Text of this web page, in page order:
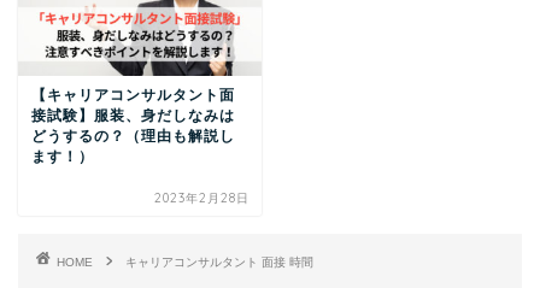
【キャリアコンサルタント面
接試験】服装、身だしなみは
どうするの？（理由も解説し
ます！）
2023年2月28日
HOME キャリアコンサルタント 面接 時間